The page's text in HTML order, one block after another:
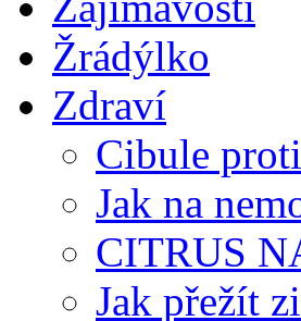
Žrádýlko
Zdraví
Cibule
Jak na
CITRUS
Jak přežít